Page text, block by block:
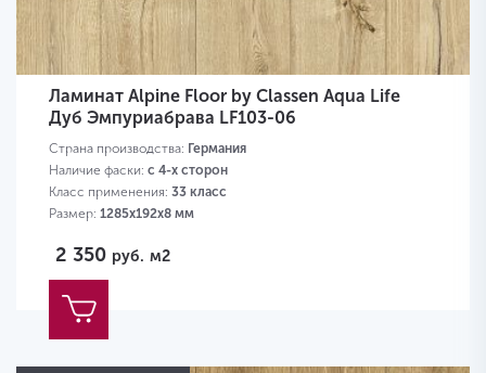
Ламинат Alpine Floor by Classen Aqua Life
Дуб Эмпуриабрава LF103-06
Страна производства: Германия
Наличие фаски: с 4-х сторон
Класс применения: 33 класс
Размер: 1285х192х8 мм
2 350 руб. м2